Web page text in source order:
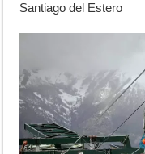
Santiago del Estero